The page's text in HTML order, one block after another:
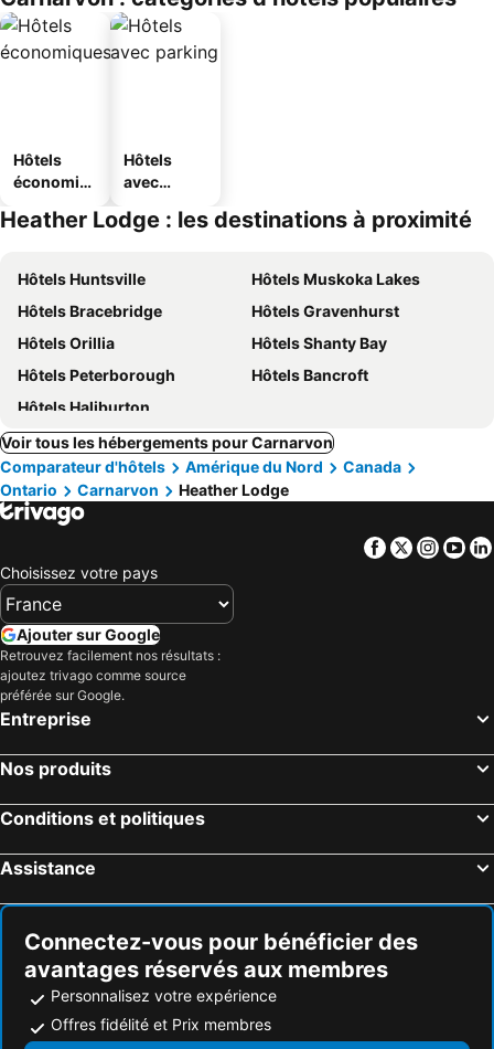
s
Hôtels
économiq
Hôtels
avec
Heather Lodge : les destinations à proximité
Hôtels Huntsville
Hôtels Muskoka Lakes
Hôtels Bracebridge
Hôtels Gravenhurst
Hôtels Orillia
Hôtels Shanty Bay
Hôtels Peterborough
Hôtels Bancroft
Hôtels Haliburton
Voir tous les hébergements pour Carnarvon
Comparateur d'hôtels
Amérique du Nord
Canada
Ontario
Carnarvon Heather Lodge
Facebook
Twitter
Choisissez votre pays
Ajouter sur Google
Retrouvez facilement nos résultats :
ajoutez trivago comme source
préférée sur Google.
Entreprise
Nos produits
Conditions et politiques
Assistance
Connectez-vous pour bénéficier des
avantages réservés aux membres
Personnalisez votre expérience
Offres fidélité et Prix membres